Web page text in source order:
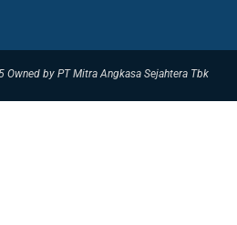
Owned by PT Mitra Angkasa Sejahtera Tbk